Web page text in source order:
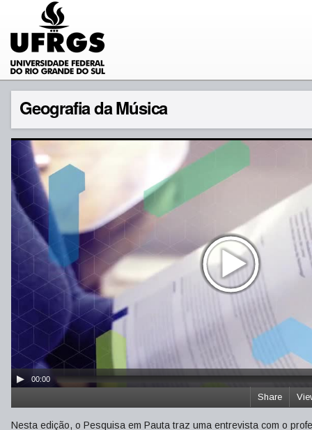
Geografia da Música
00:00
Share
Nesta edição, o Pesquisa em Pauta traz uma entrevista com o